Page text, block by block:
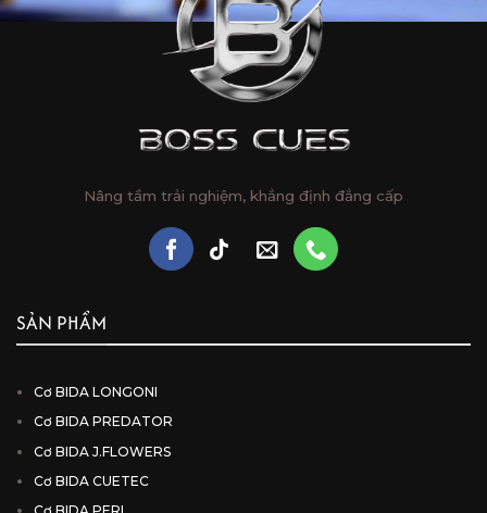
Nâng tầm trải nghiệm, khẳng định đẳng cấp
SẢN PHẨM
Cơ BIDA LONGONI
Cơ BIDA PREDATOR
Cơ BIDA J.FLOWERS
Cơ BIDA CUETEC